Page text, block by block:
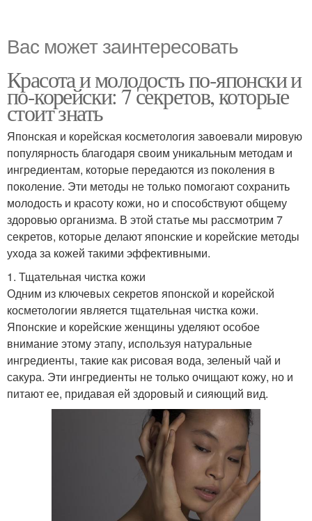
Вас может заинтересовать
Красота и молодость по-японски и
по-корейски: 7 секретов, которые
стоит знать
Японская и корейская косметология завоевали мировую
популярность благодаря своим уникальным методам и
ингредиентам, которые передаются из поколения в
поколение. Эти методы не только помогают сохранить
молодость и красоту кожи, но и способствуют общему
здоровью организма. В этой статье мы рассмотрим 7
секретов, которые делают японские и корейские методы
ухода за кожей такими эффективными.
1. Тщательная чистка кожи
Одним из ключевых секретов японской и корейской
косметологии является тщательная чистка кожи.
Японские и корейские женщины уделяют особое
внимание этому этапу, используя натуральные
ингредиенты, такие как рисовая вода, зеленый чай и
сакура. Эти ингредиенты не только очищают кожу, но и
питают ее, придавая ей здоровый и сияющий вид.